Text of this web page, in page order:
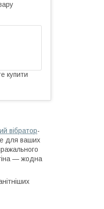
купити
вібратор-
для ваших
— жодна